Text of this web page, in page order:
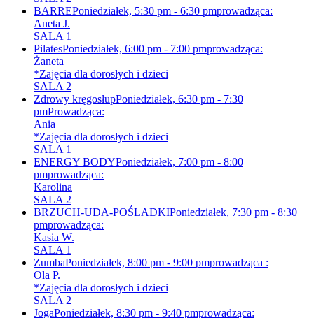
BARREPoniedziałek, 5:30 pm - 6:30 pmprowadząca:
Aneta J.
SALA 1
PilatesPoniedziałek, 6:00 pm - 7:00 pmprowadząca:
Żaneta
*Zajęcia dla dorosłych i dzieci
SALA 2
Zdrowy kręgosłupPoniedziałek, 6:30 pm - 7:30
pmProwadząca:
Ania
*Zajęcia dla dorosłych i dzieci
SALA 1
ENERGY BODYPoniedziałek, 7:00 pm - 8:00
pmprowadząca:
Karolina
SALA 2
BRZUCH-UDA-POŚLADKIPoniedziałek, 7:30 pm - 8:30
pmprowadząca:
Kasia W.
SALA 1
ZumbaPoniedziałek, 8:00 pm - 9:00 pmprowadząca :
Ola P.
*Zajęcia dla dorosłych i dzieci
SALA 2
JogaPoniedziałek, 8:30 pm - 9:40 pmprowadząca: